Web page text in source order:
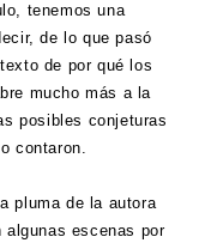
tenemos una
de lo que pasó
de por qué los
mucho más a la
posibles conjeturas
contaron.
pluma de la autora
algunas escenas por